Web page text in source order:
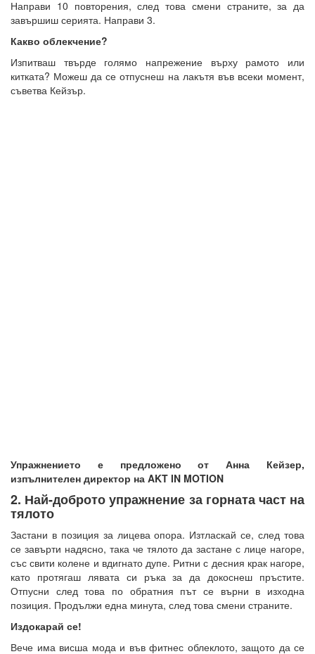
Направи 10 повторения, след това смени страните, за да
завършиш серията. Направи 3.
Какво облекчение?
Изпитваш твърде голямо напрежение върху рамото или
китката? Можеш да се отпуснеш на лакътя във всеки момент,
съветва Кейзър.
Упражнението е предложено от Анна Кейзер,
изпълнителен директор на AKT IN MOTION
2. Най-доброто упражнение за горната част на
тялото
Застани в позиция за лицева опора. Изтласкай се, след това
се завърти надясно, така че тялото да застане с лице нагоре,
със свити колене и вдигнато дупе. Ритни с десния крак нагоре,
като протягаш лявата си ръка за да докоснеш пръстите.
Отпусни след това по обратния път се върни в изходна
позиция. Продължи една минута, след това смени страните.
Издокарай се!
Вече има висша мода и във фитнес облеклото, защото да се